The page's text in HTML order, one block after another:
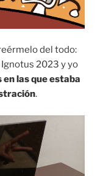
del todo:
2023 y yo
las que estaba
.